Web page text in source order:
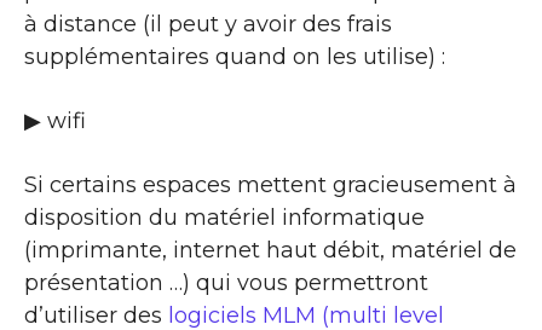
à distance (il peut y avoir des frais
supplémentaires quand on les utilise) :
▶ wifi
Si certains espaces mettent gracieusement à
disposition du matériel informatique
(imprimante, internet haut débit, matériel de
présentation …) qui vous permettront
d’utiliser des logiciels MLM (multi level